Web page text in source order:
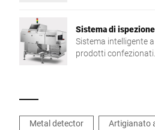
Sistema di
Sistema intelligente
prodotti
Metal detector
Artigianato